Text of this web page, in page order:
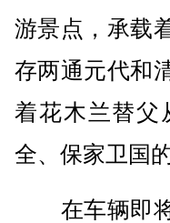
游景点，承载
存两通元代和
着花木兰替父
全、保家卫国
在车辆即将